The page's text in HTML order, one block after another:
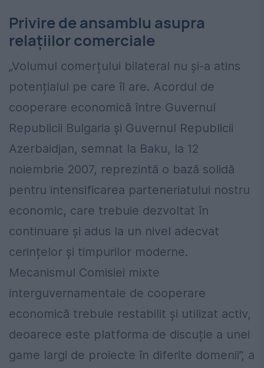
Privire de ansamblu asupra
relațiilor comerciale
„Volumul comerțului bilateral nu și-a atins
potențialul pe care îl are. Acordul de
cooperare economică între Guvernul
Republicii Bulgaria și Guvernul Republicii
Azerbaidjan, semnat la Baku, la 12
noiembrie 2007, reprezintă o bază solidă
pentru intensificarea parteneriatului nostru
economic, care trebuie dezvoltat în
continuare și adus la un nivel adecvat
cerințelor și timpurilor moderne.
Mecanismul Comisiei mixte
interguvernamentale de cooperare
economică trebuie restabilit și utilizat activ,
deoarece este platforma de discuție a unei
game largi de proiecte în diferite domenii”, a